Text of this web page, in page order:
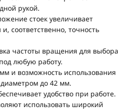
рукой.
стоек увеличивает
соответственно, точность
частоты вращения для выбора
любую работу.
и возможность использования
до 42 мм.
удобство при работе.
использовать широкий